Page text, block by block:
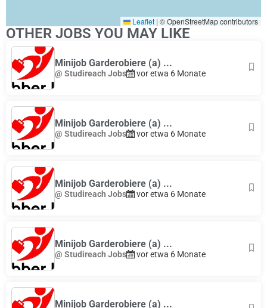
Leaflet | © OpenStreetMap contributors
OTHER JOBS YOU MAY LIKE
Minijob Garderobiere (a) ...
@ Studireach Jobs vor etwa 6 Monate
Minijob Garderobiere (a) ...
@ Studireach Jobs vor etwa 6 Monate
Minijob Garderobiere (a) ...
@ Studireach Jobs vor etwa 6 Monate
Minijob Garderobiere (a) ...
@ Studireach Jobs vor etwa 6 Monate
Minijob Garderobiere (a) ...